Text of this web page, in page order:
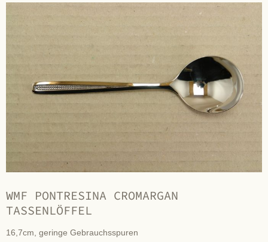
WMF PONTRESINA CROMARGAN
TASSENLÖFFEL
16,7cm, geringe Gebrauchsspuren